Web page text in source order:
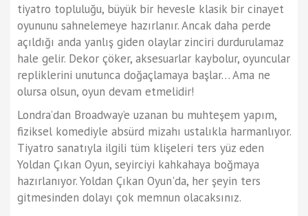
tiyatro topluluğu, büyük bir hevesle klasik bir cinayet
oyununu sahnelemeye hazırlanır. Ancak daha perde
açıldığı anda yanlış giden olaylar zinciri durdurulamaz
hale gelir. Dekor çöker, aksesuarlar kaybolur, oyuncular
repliklerini unutunca doğaçlamaya başlar… Ama ne
olursa olsun, oyun devam etmelidir!
Londra’dan Broadway’e uzanan bu muhteşem yapım,
fiziksel komediyle absürd mizahı ustalıkla harmanlıyor.
Tiyatro sanatıyla ilgili tüm klişeleri ters yüz eden
Yoldan Çıkan Oyun, seyirciyi kahkahaya boğmaya
hazırlanıyor. Yoldan Çıkan Oyun'da, her şeyin ters
gitmesinden dolayı çok memnun olacaksınız.